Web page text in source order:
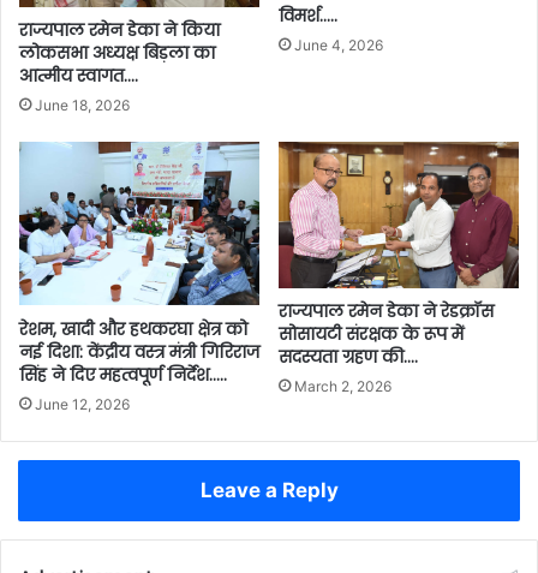
राज्यपाल रमेन डेका ने किया
लोकसभा अध्यक्ष बिड़ला का
आत्मीय स्वागत….
June 18, 2026
विमर्श…..
June 4, 2026
रेशम, खादी और हथकरघा क्षेत्र को
नई दिशा: केंद्रीय वस्त्र मंत्री गिरिराज
सिंह ने दिए महत्वपूर्ण निर्देश…..
June 12, 2026
राज्यपाल रमेन डेका ने रेडक्रॉस
सोसायटी संरक्षक के रूप में
सदस्यता ग्रहण की….
March 2, 2026
Leave a Reply